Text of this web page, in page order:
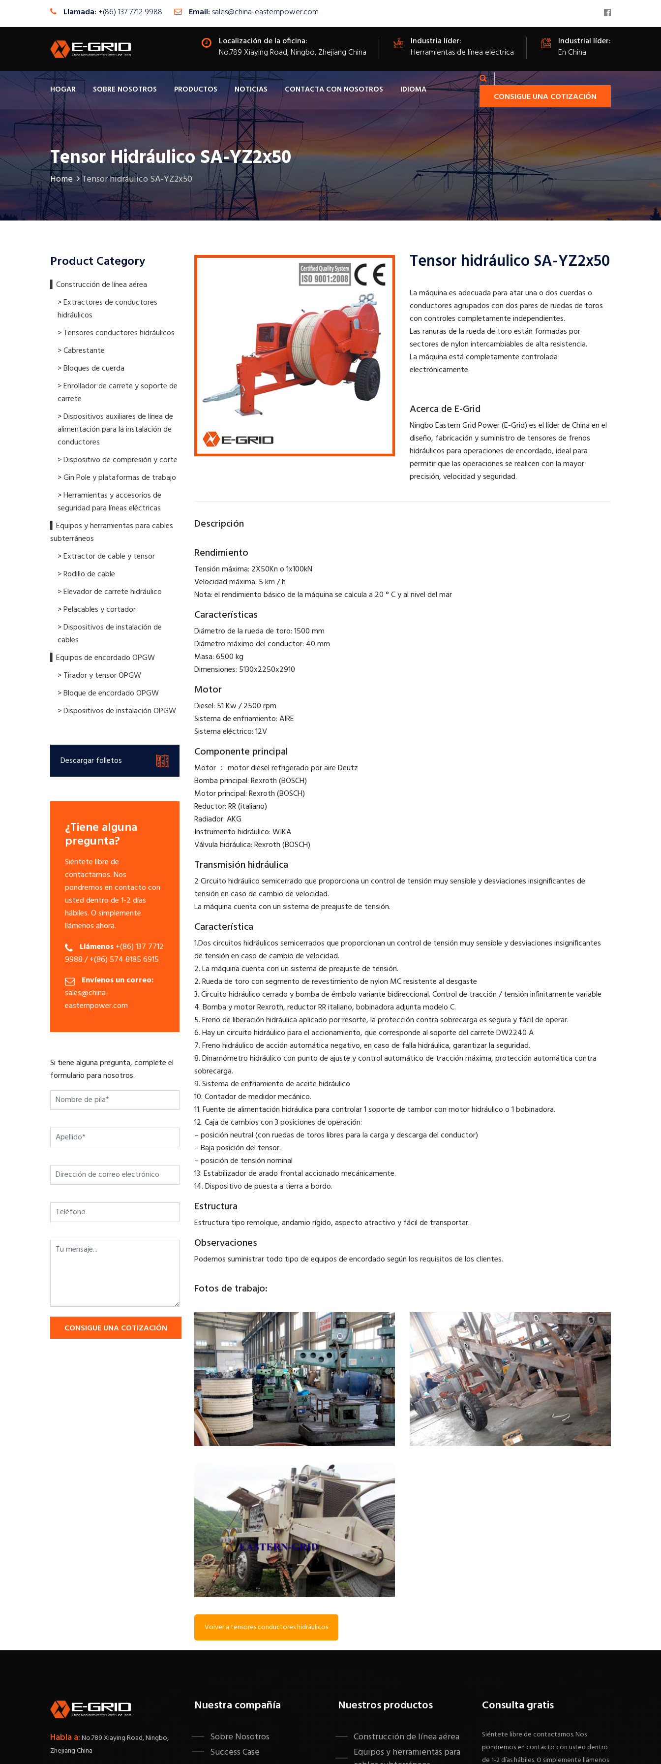
Llamada: +(86) 137 7712 9988 Email: sales@china-easternpower.com
Localización de la oficina:
​No.789 Xiaying Road, Ningbo, Zhejiang China
Industria líder:
Herramientas de línea eléctrica
Industrial líder:
En China
HOGAR SOBRE NOSOTROS PRODUCTOS NOTICIAS CONTACTA CON NOSOTROS IDIOMA
CONSIGUE UNA COTIZACIÓN
Tensor Hidráulico SA-YZ2x50
Home Tensor hidráulico SA-YZ2x50
Product Category
▍​Construcción de línea aérea
> Extractores de conductores
hidráulicos
> Tensores conductores hidráulicos
> Cabrestante
> Bloques de cuerda
> Enrollador de carrete y soporte de
carrete
> Dispositivos auxiliares de línea de
alimentación para la instalación de
conductores
> Dispositivo de compresión y corte
> Gin Pole y plataformas de trabajo
> Herramientas y accesorios de
seguridad para líneas eléctricas
▍Equipos y herramientas para cables
subterráneos
> Extractor de cable y tensor
> Rodillo de cable
> Elevador de carrete hidráulico
> Pelacables y cortador
> Dispositivos de instalación de
cables
▍Equipos de encordado OPGW
> Tirador y tensor OPGW
> Bloque de encordado OPGW
> Dispositivos de instalación OPGW
Descargar folletos
¿Tiene alguna
pregunta?
Siéntete libre de
contactarnos. Nos
pondremos en contacto con
usted dentro de 1-2 días
hábiles. O simplemente
llámenos ahora.
Llámenos+(86) 137 7712
9988 / +(86) 574 8185 6915
Envíenos un correo:
sales@china-
easternpower.com
Si tiene alguna pregunta, complete el
formulario para nosotros.
CONSIGUE UNA COTIZACIÓN
Tensor hidráulico SA-YZ2x50
La máquina es adecuada para atar una o dos cuerdas o
conductores agrupados con dos pares de ruedas de toros
con controles completamente independientes.
Las ranuras de la rueda de toro están formadas por
sectores de nylon intercambiables de alta resistencia.
La máquina está completamente controlada
electrónicamente.
Acerca de E-Grid
Ningbo Eastern Grid Power (E-Grid) es el líder de China en el
diseño, fabricación y suministro de tensores de frenos
hidráulicos para operaciones de encordado, ideal para
permitir que las operaciones se realicen con la mayor
precisión, velocidad y seguridad.
Descripción
Rendimiento
Tensión máxima: 2X50Kn o 1x100kN
Velocidad máxima: 5 km / h
Nota: el rendimiento básico de la máquina se calcula a 20 ° C y al nivel del mar
Características
Diámetro de la rueda de toro: 1500 mm
Diámetro máximo del conductor: 40 mm
Masa: 6500 kg
Dimensiones: 5130x2250x2910
Motor
Diesel: 51 Kw / 2500 rpm
Sistema de enfriamiento: AIRE
Sistema eléctrico: 12V
Componente principal
Motor ： motor diesel refrigerado por aire Deutz
Bomba principal: Rexroth (BOSCH)
Motor principal: Rexroth (BOSCH)
Reductor: RR (italiano)
Radiador: AKG
Instrumento hidráulico: WIKA
Válvula hidráulica: Rexroth (BOSCH)
Transmisión hidráulica
2 Circuito hidráulico semicerrado que proporciona un control de tensión muy sensible y desviaciones insignificantes de
tensión en caso de cambio de velocidad.
La máquina cuenta con un sistema de preajuste de tensión.
Característica
1.Dos circuitos hidráulicos semicerrados que proporcionan un control de tensión muy sensible y desviaciones insignificantes
de tensión en caso de cambio de velocidad.
2. La máquina cuenta con un sistema de preajuste de tensión.
2. Rueda de toro con segmento de revestimiento de nylon MC resistente al desgaste
3. Circuito hidráulico cerrado y bomba de émbolo variante bidireccional. Control de tracción / tensión infinitamente variable
4. Bomba y motor Rexroth, reductor RR italiano, bobinadora adjunta modelo C.
5. Freno de liberación hidráulica aplicado por resorte, la protección contra sobrecarga es segura y fácil de operar.
6. Hay un circuito hidráulico para el accionamiento, que corresponde al soporte del carrete DW2240 A
7. Freno hidráulico de acción automática negativo, en caso de falla hidráulica, garantizar la seguridad.
8. Dinamómetro hidráulico con punto de ajuste y control automático de tracción máxima, protección automática contra
sobrecarga.
9. Sistema de enfriamiento de aceite hidráulico
10. Contador de medidor mecánico.
11. Fuente de alimentación hidráulica para controlar 1 soporte de tambor con motor hidráulico o 1 bobinadora.
12. Caja de cambios con 3 posiciones de operación:
– posición neutral (con ruedas de toros libres para la carga y descarga del conductor)
– Baja posición del tensor.
– posición de tensión nominal
13. Estabilizador de arado frontal accionado mecánicamente.
14. Dispositivo de puesta a tierra a bordo.
Estructura
Estructura tipo remolque, andamio rígido, aspecto atractivo y fácil de transportar.
Observaciones
Podemos suministrar todo tipo de equipos de encordado según los requisitos de los clientes.
Fotos de trabajo:
Volver a tensores conductores hidráulicos
Habla a:No.789 Xiaying Road, Ningbo,
Zhejiang China
Nuestra compañía
Sobre Nosotros
Success Case
Nuestros productos
Construcción de línea aérea
Equipos y herramientas para
Consulta gratis
Siéntete libre de contactarnos. Nos
pondremos en contacto con usted dentro
de 1-2 días hábiles. O simplemente llámenos